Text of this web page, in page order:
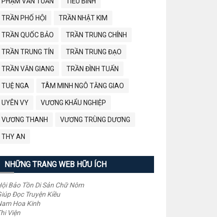
TRẦN PHỐ HỘI TRẦN NHẬT KIM
TRẦN QUỐC BẢO TRẦN TRUNG CHÍNH
TRẦN TRUNG TÍN TRẦN TRUNG ĐẠO
TRẦN VĂN GIANG TRẦN ĐÌNH TUẤN
TUỆ NGA TÂM MINH NGÔ TẰNG GIAO
UYÊN VY VƯƠNG KHẨU NGHIỆP
VƯƠNG THANH VƯƠNG TRÙNG DƯƠNG
THY AN
NHỮNG TRANG WEB HỮU ÍCH
Bảo Tồn Di Sản Chữ Nôm
Đọc Truyện Kiều
Hoa Kinh
Viện